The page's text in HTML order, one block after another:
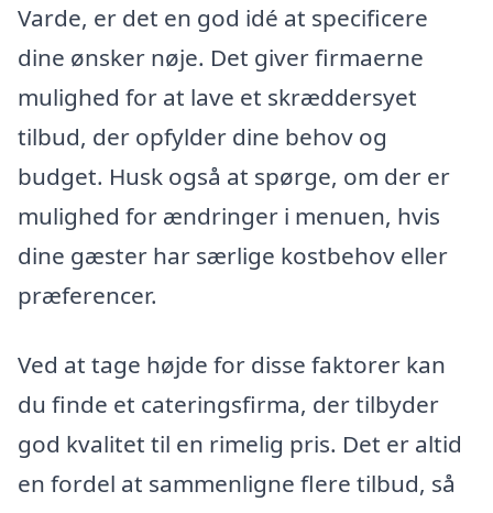
Varde, er det en god idé at specificere
dine ønsker nøje. Det giver firmaerne
mulighed for at lave et skræddersyet
tilbud, der opfylder dine behov og
budget. Husk også at spørge, om der er
mulighed for ændringer i menuen, hvis
dine gæster har særlige kostbehov eller
præferencer.
Ved at tage højde for disse faktorer kan
du finde et cateringsfirma, der tilbyder
god kvalitet til en rimelig pris. Det er altid
en fordel at sammenligne flere tilbud, så